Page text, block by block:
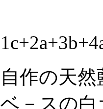
自作の天
ベ－スの